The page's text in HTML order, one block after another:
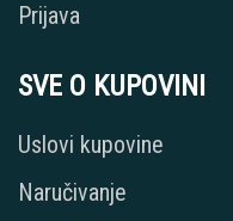
Prijava
SVE O KUPOVINI
Uslovi kupovine
Naručivanje